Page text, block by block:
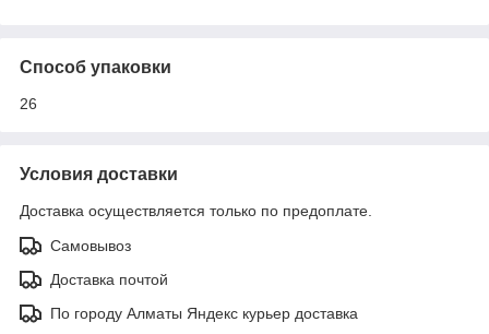
Способ упаковки
26
Условия доставки
Доставка осуществляется только по предоплате.
Самовывоз
Доставка почтой
По городу Алматы Яндекс курьер доставка